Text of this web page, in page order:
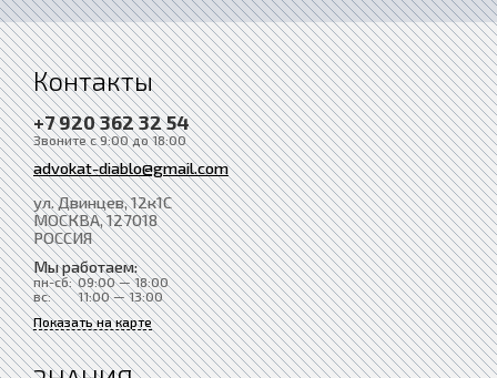
Контакты
+7 920 362 32 54
Звоните с 9:00 до 18:00
advokat-diablo@gmail.com
ул. Двинцев, 12к1С
МОСКВА, 127018
РОССИЯ
Мы работаем:
пн-сб: 09:00 — 18:00
вс:
11:00 — 13:00
Показать на карте